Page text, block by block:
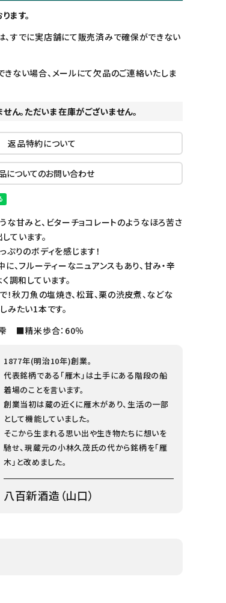
ます。
すでに実店舗にて販売済みで確保ができない
ない場合、メールにて欠品のご連絡いたしま
ん。ただいま在庫がございません。
返品特約について
についてのお問い合わせ
な甘みと、ビターチョコレートのようなほろ苦さ
ています。
ぷりのボディを感じます！
、フルーティーなニュアンスもあり、甘み・辛
調和しています。
！秋刀魚の塩焼き、松茸、栗の渋皮煮、などな
みたい1本です。
雫 ■精米歩合：60％
1877年(明治10年)創業。
代表銘柄である「雁木」は土手にある階段の船
着場のことを言います。
創業当初は蔵の近くに雁木があり、生活の一部
として機能していました。
そこから生まれる思い出や生き物たちに想いを
馳せ、現蔵元の小林久茂氏の代から銘柄を「雁
木」と改めました。
八百新酒造（山口）